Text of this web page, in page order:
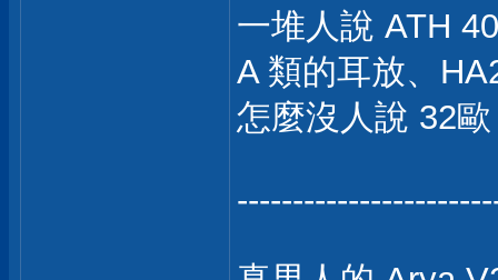
一堆人說 ATH
A 類的耳放、
怎麼沒人說 32